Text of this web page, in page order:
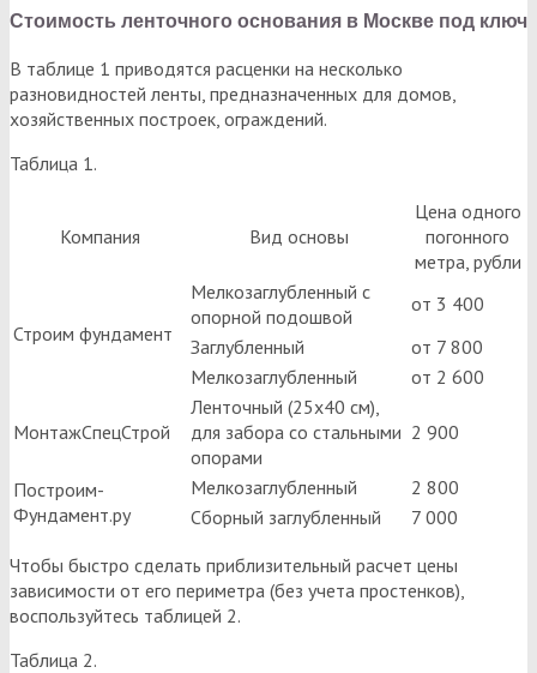
Стоимость ленточного основания в Москве под ключ
В таблице 1 приводятся расценки на несколько
разновидностей ленты, предназначенных для домов,
хозяйственных построек, ограждений.
Таблица 1.
Компания Вид основы
Цена одного
погонного
метра, рубли
Строим фундамент
Мелкозаглубленный с
опорной подошвой
от 3 400
Заглубленный
от 7 800
Мелкозаглубленный
от 2 600
МонтажСпецСтрой
Ленточный (25х40 см),
для забора со стальными
опорами
2 900
Построим-
Фундамент.ру
Мелкозаглубленный
2 800
Сборный заглубленный
7 000
Чтобы быстро сделать приблизительный расчет цены
зависимости от его периметра (без учета простенков),
воспользуйтесь таблицей 2.
Таблица 2.